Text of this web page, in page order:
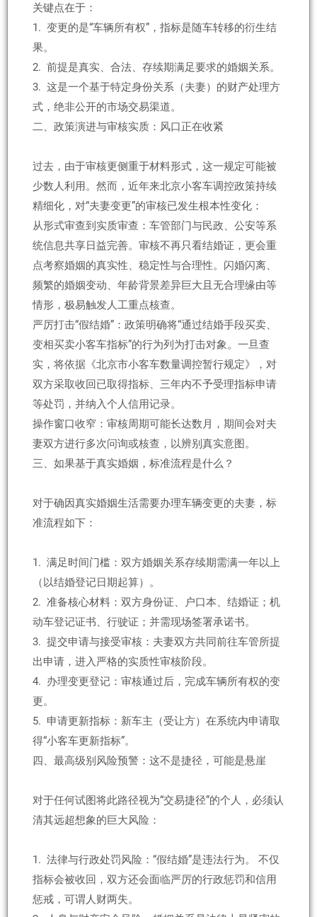
关键点在于：
1. 变更的是“车辆所有权”，指标是随车转移的衍生结
果。
2. 前提是真实、合法、存续期满足要求的婚姻关系。
3. 这是一个基于特定身份关系（夫妻）的财产处理方
式，绝非公开的市场交易渠道。
二、政策演进与审核实质：风口正在收紧
过去，由于审核更侧重于材料形式，这一规定可能被
少数人利用。然而，近年来北京小客车调控政策持续
精细化，对“夫妻变更”的审核已发生根本性变化：
从形式审查到实质审查：车管部门与民政、公安等系
统信息共享日益完善。审核不再只看结婚证，更会重
点考察婚姻的真实性、稳定性与合理性。闪婚闪离、
频繁的婚姻变动、年龄背景差异巨大且无合理缘由等
情形，极易触发人工重点核查。
严厉打击“假结婚”：政策明确将“通过结婚手段买卖、
变相买卖小客车指标”的行为列为打击对象。一旦查
实，将依据《北京市小客车数量调控暂行规定》，对
双方采取收回已取得指标、三年内不予受理指标申请
等处罚，并纳入个人信用记录。
操作窗口收窄：审核周期可能长达数月，期间会对夫
妻双方进行多次问询或核查，以辨别真实意图。
三、如果基于真实婚姻，标准流程是什么？
对于确因真实婚姻生活需要办理车辆变更的夫妻，标
准流程如下：
1. 满足时间门槛：双方婚姻关系存续期需满一年以上
（以结婚登记日期起算）。
2. 准备核心材料：双方身份证、户口本、结婚证；机
动车登记证书、行驶证；并需现场签署承诺书。
3. 提交申请与接受审核：夫妻双方共同前往车管所提
出申请，进入严格的实质性审核阶段。
4. 办理变更登记：审核通过后，完成车辆所有权的变
更。
5. 申请更新指标：新车主（受让方）在系统内申请取
得“小客车更新指标”。
四、最高级别风险预警：这不是捷径，可能是悬崖
对于任何试图将此路径视为“交易捷径”的个人，必须认
清其远超想象的巨大风险：
1. 法律与行政处罚风险：“假结婚”是违法行为。 不仅
指标会被收回，双方还会面临严厉的行政惩罚和信用
惩戒，可谓人财两失。